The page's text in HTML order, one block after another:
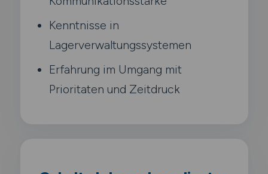
Kenntnisse in
Lagerverwaltungssystemen
Erfahrung im Umgang mit
Prioritaten und Zeitdruck